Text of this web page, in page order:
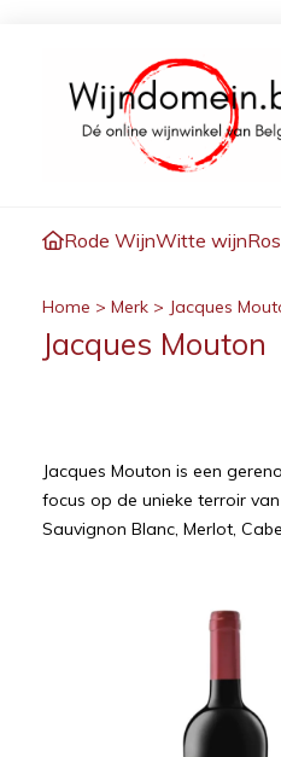
Rode WijnWitte wijn
Home > Merk > Jacques
Jacques Mouton
Jacques Mouton is een
focus op de unieke terroir
Sauvignon Blanc, Merlot,